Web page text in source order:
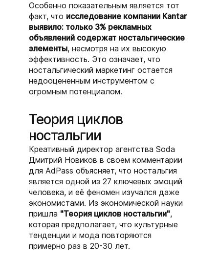
Особенно показательным является тот
факт, что исследование компании Kantar
выявило: только 3% рекламных
объявлений содержат ностальгические
элементы, несмотря на их высокую
эффективность. Это означает, что
ностальгический маркетинг остается
недооцененным инструментом с
огромным потенциалом.
Теория циклов
ностальгии
Креативный директор агентства Soda
Дмитрий Новиков в своем комментарии
для AdPass объясняет, что ностальгия
является одной из 27 ключевых эмоций
человека, и её феномен изучался даже
экономистами. Из экономической науки
пришла "Теория циклов ностальгии",
которая предполагает, что культурные
тенденции и мода повторяются
примерно раз в 20-30 лет.